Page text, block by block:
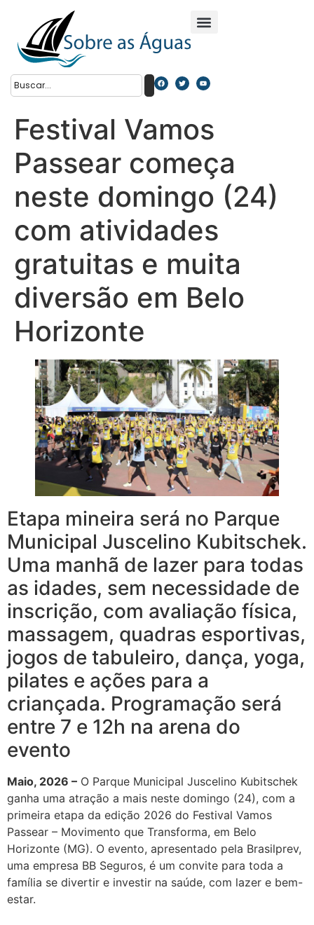
Festival Vamos
Passear começa
neste domingo (24)
com atividades
gratuitas e muita
diversão em Belo
Horizonte
Etapa mineira será no Parque
Municipal Juscelino Kubitschek.
Uma manhã de lazer para todas
as idades, sem necessidade de
inscrição, com avaliação física,
massagem, quadras esportivas,
jogos de tabuleiro, dança, yoga,
pilates e ações para a
criançada. Programação será
entre 7 e 12h na arena do
evento
Maio, 2026 – O Parque Municipal Juscelino Kubitschek
ganha uma atração a mais neste domingo (24), com a
primeira etapa da edição 2026 do Festival Vamos
Passear – Movimento que Transforma, em Belo
Horizonte (MG). O evento, apresentado pela Brasilprev,
uma empresa BB Seguros, é um convite para toda a
família se divertir e investir na saúde, com lazer e bem-
estar.